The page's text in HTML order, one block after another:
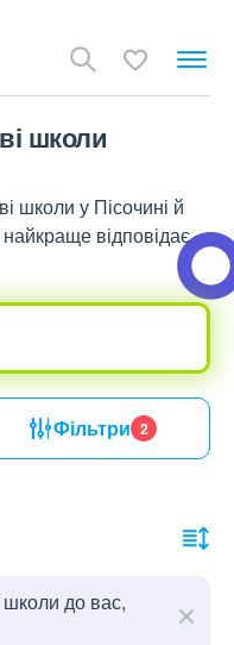
школи
школи у Пісочині й
відповідає
Фільтри 2
до вас,